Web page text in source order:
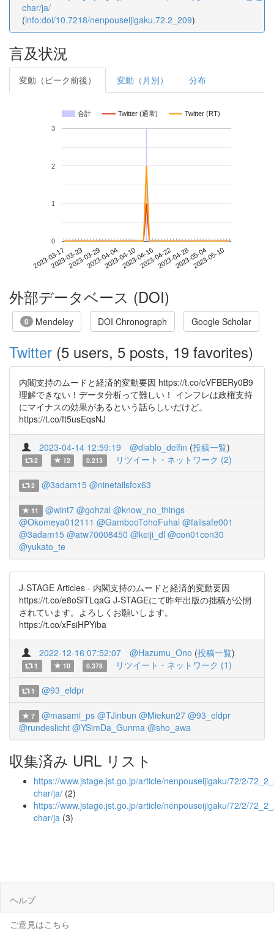
char/ja/
(info:doi/10.7218/nenpouseijigaku.72.2_209)
言及状況
変動（ピーク前後） 変動（月別） 分布
合計 Twitter (通常) Twitter (RT)
2023-03-172023-03-232023-03-292023-04-042023-04-102023-04-162023-04-222023-04-282023-05-042023-05-10
0
1
2
3
外部データベース (DOI)
0 Mendeley DOI Chronograph Google Scholar
Twitter (5 users, 5 posts, 19 favorites)
内閣支持のムードと経済的変動要因 https://t.co/cVFBERy0B9
理解できない！データ分析って難しい！ インフレは政権支持
にマイナスの効果があるという話らしいだけど。
https://t.co/ft5usEqsNJ
2023-04-14 12:59:19 @diablo_delfin (投稿一覧)
2 12 0.213 リツイート・ネットワーク (2)
2 @3adam15 @ninetailsfox63
11 @wint7 @gohzal @know_no_things
@Okomeya012111 @GambooTohoFuhai @failsafe001
@3adam15 @atw70008450 @keiji_dl @con01con30
@yukato_te
J-STAGE Articles - 内閣支持のムードと経済的変動要因
https://t.co/e8oSiTLqaG J-STAGEにて昨年出版の拙稿が公開
されています。よろしくお願いします。
https://t.co/xFsiHPYiba
2022-12-16 07:52:07 @Hazumu_Ono (投稿一覧)
1 10 0.378 リツイート・ネットワーク (1)
1 @93_eldpr
7 @masami_ps @TJinbun @Miekun27 @93_eldpr
@rundeslicht @YSimDa_Gunma @sho_awa
収集済み URL リスト
https://www.jstage.jst.go.jp/article/nenpouseijigaku/72/2/
char/ja/ (2)
https://www.jstage.jst.go.jp/article/nenpouseijigaku/72/2/
char/ja (3)
ヘルプ
ご意見はこちら